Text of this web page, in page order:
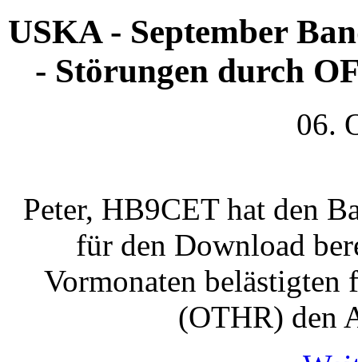
USKA - September
- Störungen durch
06.
Peter, HB9CET hat den
für den Download
Vormonaten belästigten
(OTHR) den